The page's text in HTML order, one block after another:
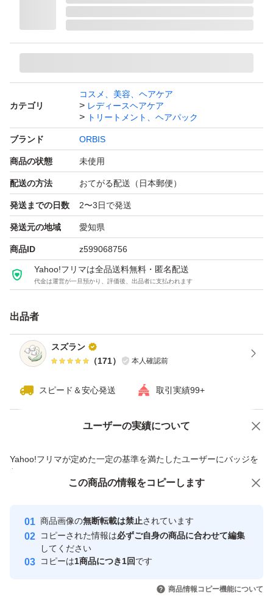
ペット・喫煙者おりません
カテゴリ
コスメ、美容、ヘアケア
レディースヘアケア
トリートメント、ヘアパック
ブランド ORBIS
商品の状態 未使用
配送の方法 おてがる配送（日本郵便）
発送までの日数 2〜3日で発送
発送元の地域 愛知県
商品ID z599068756
Yahoo!フリマは全品送料無料・匿名配送
代金は運営が一旦預かり、評価後、出品者に支払われます
出品者
スズラン
（171） 本人確認前
スピード＆安心発送 取引実績99+
ユーザーの実績について
Yahoo!フリマが定めた一定の基準を満たしたユーザーにバッジを
付与しています
安心取引出品者
心・安全なユーザーです
取引実績
引を完了させた実績があります
価格の相談 商品への質問
この商品の情報をコピーします
商品画像の無断転載は禁止されています
コピーされた情報は必ずご自身の商品に合わせて編集
してください
コピーは1商品につき1回です
商品情報コピー機能について
この商品をみている人にオススメ